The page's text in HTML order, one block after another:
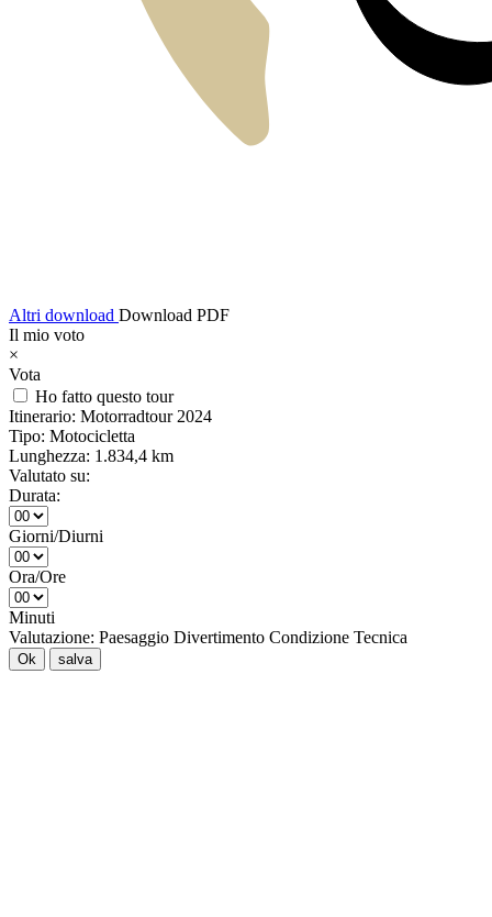
Altri download Download PDF
Il mio voto
×
Vota
Ho fatto questo tour
Itinerario: Motorradtour 2024
Tipo: Motocicletta
Lunghezza: 1.834,4 km
Valutato su:
Durata:
Giorni/Diurni
Ora/Ore
Minuti
Valutazione: Paesaggio Divertimento Condizione Tecnica
Ok salva